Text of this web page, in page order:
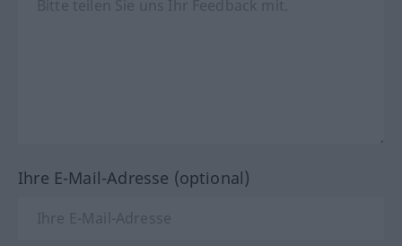
Ihre E-Mail-Adresse (optional)